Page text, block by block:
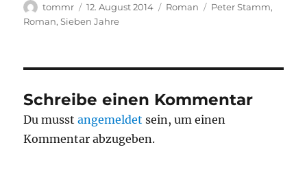
Autor
tommr
Veröffentlicht
am
12. August 2014 Kategorien
Roman Schlagwörter
Peter Stamm,
Roman,Sieben Jahre
Schreibe einen Kommentar
Du musstangemeldet sein, um einen
Kommentar abzugeben.